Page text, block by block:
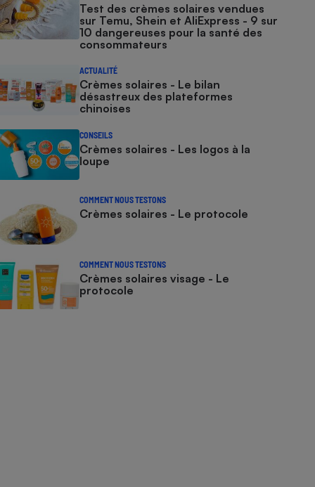
Test des crèmes solaires vendues
sur Temu, Shein et AliExpress - 9 sur
10 dangereuses pour la santé des
consommateurs
ACTUALITÉ
Crèmes solaires - Le bilan
désastreux des plateformes
chinoises
CONSEILS
Crèmes solaires - Les logos à la
loupe
COMMENT NOUS TESTONS
Crèmes solaires - Le protocole
COMMENT NOUS TESTONS
Crèmes solaires visage - Le
protocole